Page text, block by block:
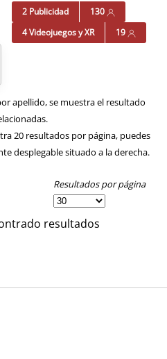
2 Publicidad
130
4 Videojuegos y XR
19
apellido, se muestra el resultado
20 resultados por página, puedes
desplegable situado a la derecha.
Resultados por página
resultados